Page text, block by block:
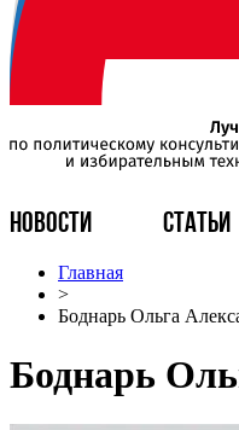
НОВОСТИ СТАТЬИ
Главная
>
Боднарь Ольга
Боднарь